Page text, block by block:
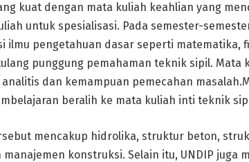
kuat dengan mata kuliah keahlian yang
untuk spesialisasi. Pada semester-
ilmu pengetahuan dasar seperti matematika,
punggung pemahaman teknik sipil.
dan kemampuan pemecahan
beralih ke mata kuliah inti teknik
mencakup hidrolika, struktur beton,
konstruksi. Selain itu, UNDIP juga